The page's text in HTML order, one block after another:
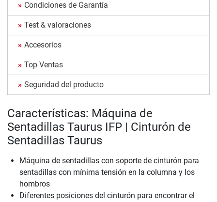
Condiciones de Garantía
Test & valoraciones
Accesorios
Top Ventas
Seguridad del producto
Características: Máquina de
Sentadillas Taurus IFP | Cinturón de
Sentadillas Taurus
Máquina de sentadillas con soporte de cinturón para
sentadillas con mínima tensión en la columna y los
hombros
Diferentes posiciones del cinturón para encontrar el